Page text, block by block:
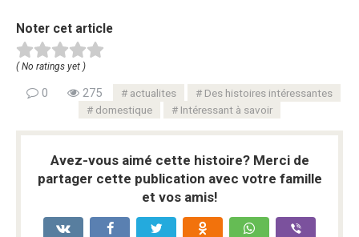
Noter cet article
( No ratings yet )
0 275 actualites
Des histoires intéressantes
domestique
Intéressant à savoir
Avez-vous aimé cette histoire? Merci de
partager cette publication avec votre famille
et vos amis!